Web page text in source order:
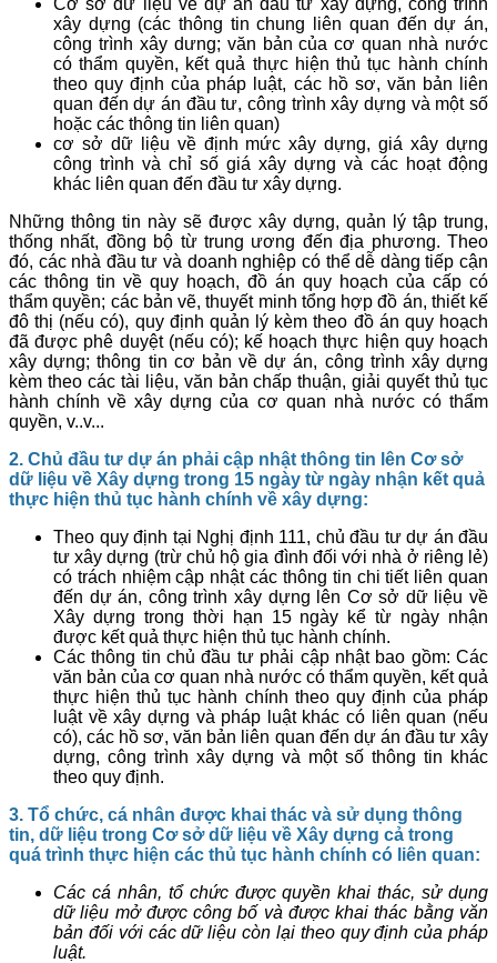
xây dựng (các thông tin chung liên quan đến dự án,
công trình xây dưng; văn bản của cơ quan nhà nước
có thẩm quyền, kết quả thực hiện thủ tục hành chính
theo quy định của pháp luật, các hồ sơ, văn bản liên
quan đến dự án đầu tư, công trình xây dựng và một số
hoặc các thông tin liên quan)
cơ sở dữ liệu về định mức xây dựng, giá xây dựng
công trình và chỉ số giá xây dựng và các hoạt động
khác liên quan đến đầu tư xây dựng.
Những thông tin này sẽ được xây dựng, quản lý tập trung,
thống nhất, đồng bộ từ trung ương đến địa phương. Theo
đó, các nhà đầu tư và doanh nghiệp có thể dễ dàng tiếp cận
các thông tin về quy hoạch, đồ án quy hoạch của cấp có
thẩm quyền; các bản vẽ, thuyết minh tổng hợp đồ án, thiết kế
đô thị (nếu có), quy định quản lý kèm theo đồ án quy hoạch
đã được phê duyệt (nếu có); kế hoạch thực hiện quy hoạch
xây dựng; thông tin cơ bản về dự án, công trình xây dựng
kèm theo các tài liệu, văn bản chấp thuận, giải quyết thủ tục
hành chính về xây dựng của cơ quan nhà nước có thẩm
quyền, v..v...
2. Chủ đầu tư dự án phải cập nhật thông tin lên Cơ sở
dữ liệu về Xây dựng trong 15 ngày từ ngày nhận kết quả
thực hiện thủ tục hành chính về xây dựng:
Theo quy định tại Nghị định 111, chủ đầu tư dự án đầu
tư xây dựng (trừ chủ hộ gia đình đối với nhà ở riêng lẻ)
có trách nhiệm cập nhật các thông tin chi tiết liên quan
đến dự án, công trình xây dựng lên Cơ sở dữ liệu về
Xây dựng trong thời hạn 15 ngày kể từ ngày nhận
được kết quả thực hiện thủ tục hành chính.
Các thông tin chủ đầu tư phải cập nhật bao gồm: Các
văn bản của cơ quan nhà nước có thẩm quyền, kết quả
thực hiện thủ tục hành chính theo quy định của pháp
luật về xây dựng và pháp luật khác có liên quan (nếu
có), các hồ sơ, văn bản liên quan đến dự án đầu tư xây
dựng, công trình xây dựng và một số thông tin khác
theo quy định.
3. Tổ chức, cá nhân được khai thác và sử dụng thông
tin, dữ liệu trong Cơ sở dữ liệu về Xây dựng cả trong
quá trình thực hiện các thủ tục hành chính có liên quan:
Các cá nhân, tổ chức được quyền khai thác, sử dụng
dữ liệu mở được công bố và được khai thác bằng văn
bản đối với các dữ liệu còn lại theo quy định của pháp
luật.